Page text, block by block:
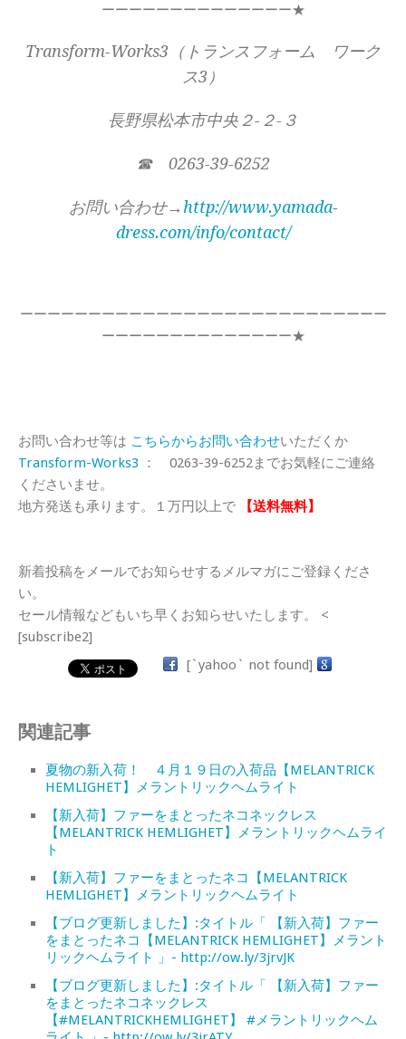
ーーーーーーーーーーーーーー★
Transform-Works3（トランスフォーム ワーク
ス3）
長野県松本市中央２-２-３
☎ 0263-39-6252
お問い合わせ→http://www.yamada-
dress.com/info/contact/
ーーーーーーーーーーーーーーーーーーーーーーーーーーー
ーーーーーーーーーーーーーー★
お問い合わせ等は こちらからお問い合わせいただくか
Transform-Works3 ： 0263-39-6252までお気軽にご連絡
くださいませ。
地方発送も承ります。１万円以上で
【送料無料】
新着投稿をメールでお知らせするメルマガにご登録くださ
い。
セール情報などもいち早くお知らせいたします。 <
[subscribe2]
[`yahoo` not found]
関連記事
夏物の新入荷！ ４月１９日の入荷品【MELANTRICK
HEMLIGHET】メラントリックヘムライト
【新入荷】ファーをまとったネコネックレス
【MELANTRICK HEMLIGHET】メラントリックヘムライ
ト
【新入荷】ファーをまとったネコ【MELANTRICK
HEMLIGHET】メラントリックヘムライト
【ブログ更新しました】:タイトル「 【新入荷】ファー
をまとったネコ【MELANTRICK HEMLIGHET】メラント
リックヘムライト 」- http://ow.ly/3jrvJK
【ブログ更新しました】:タイトル「 【新入荷】ファー
をまとったネコネックレス
【#MELANTRICKHEMLIGHET】 #メラントリックヘム